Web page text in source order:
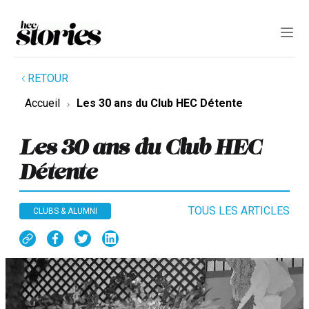
RETOUR
Accueil
Les 30 ans du Club HEC Détente
Les 30 ans du Club HEC
Détente
CLUBS & ALUMNI TOUS LES ARTICLES